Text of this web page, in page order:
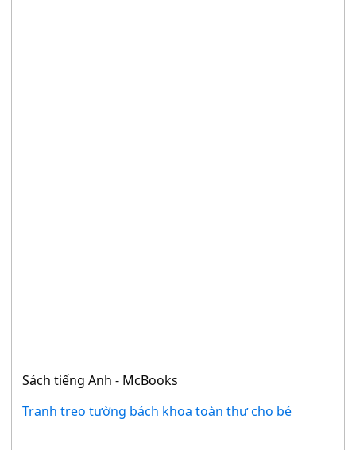
Sách tiếng Anh - McBooks
Tranh treo tường bách khoa toàn thư cho bé